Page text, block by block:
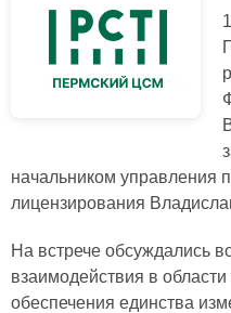
начальником управления
лицензирования
На встрече обсуждались
взаимодействия в
обеспечения единства